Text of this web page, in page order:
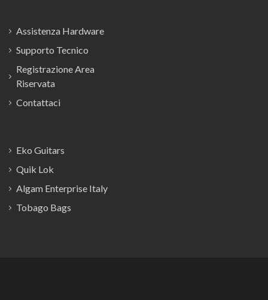
Assistenza Hardware
Supporto Tecnico
Registrazione Area
Riservata
Contattaci
Eko Guitars
Quik Lok
Algam Enterprise Italy
Tobago Bags